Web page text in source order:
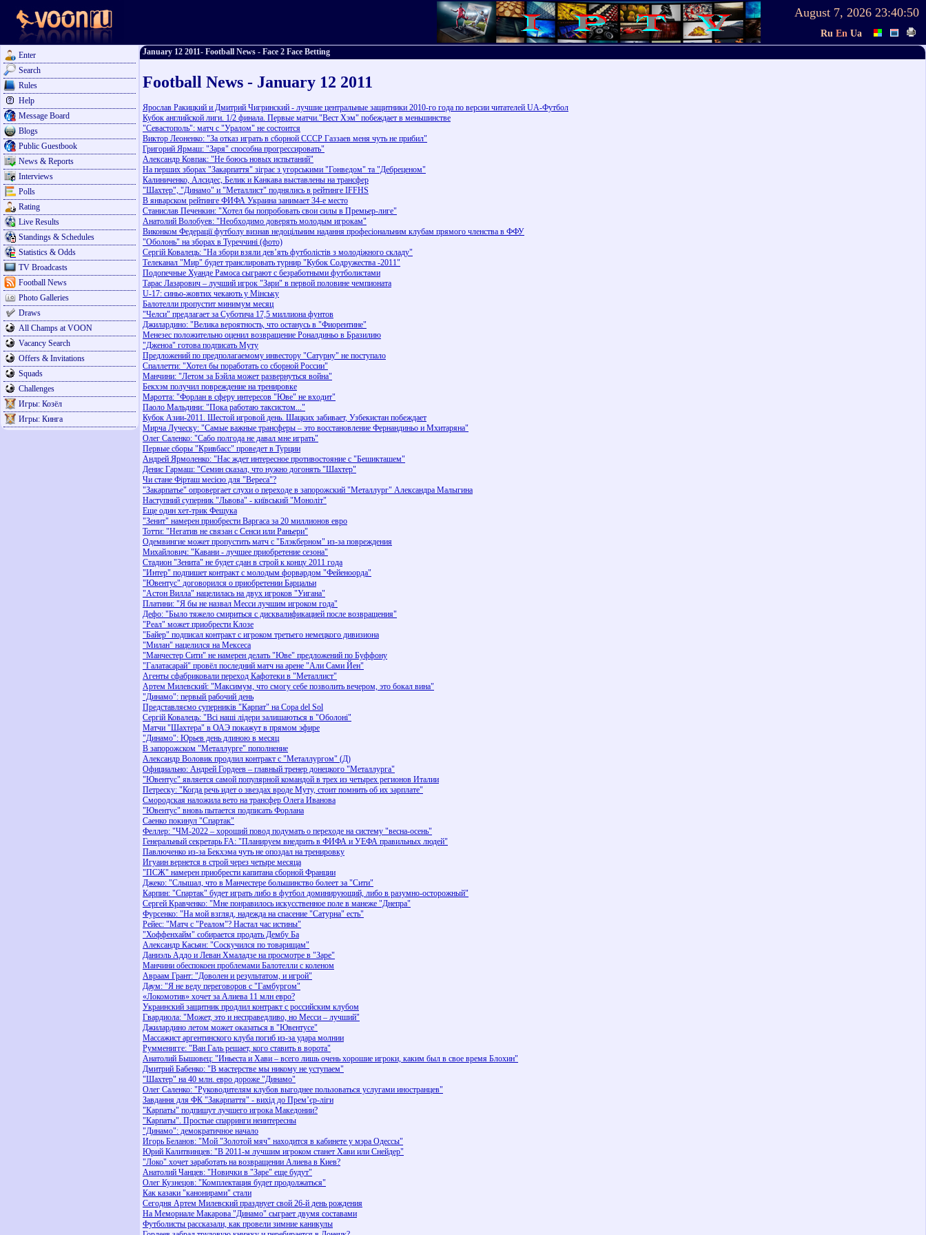
August 7, 2026 23:40:50
Ru En Ua
Enter
Search
Rules
Help
Message Board
Blogs
Public Guestbook
News & Reports
Interviews
Polls
Rating
Live Results
Standings & Schedules
Statistics & Odds
TV Broadcasts
Football News
Photo Galleries
Draws
All Champs at VOON
Vacancy Search
Offers & Invitations
Squads
Challenges
Игры: Козёл
Игры: Кинга
January 12 2011- Football News - Face 2 Face Betting
Football News - January 12 2011
Ярослав Ракицкий и Дмитрий Чигринский - лучшие центральные защитники 2010-го года по версии читателей UA-Футбол
Кубок английской лиги. 1/2 финала. Первые матчи."Вест Хэм" побеждает в меньшинстве
"Севастополь": матч с "Уралом" не состоится
Виктор Леоненко: "За отказ играть в сборной СССР Газзаев меня чуть не прибил"
Григорий Ярмаш: "Заря" способна прогрессировать"
Александр Ковпак: "Не боюсь новых испытаний"
На перших зборах "Закарпаття" зіграє з угорськими "Гонведом" та "Дебреценом"
Калиниченко, Алсидес, Белик и Канкава выставлены на трансфер
"Шахтер", "Динамо" и "Металлист" поднялись в рейтинге IFFHS
В январском рейтинге ФИФА Украина занимает 34-е место
Станислав Печенкин: "Хотел бы попробовать свои силы в Премьер-лиге"
Анатолий Волобуев: "Необходимо доверять молодым игрокам"
Виконком Федерації футболу визнав недоцільним надання професіональним клубам прямого членства в ФФУ
"Оболонь" на зборах в Туреччині (фото)
Сергій Ковалець: "На збори взяли дев’ять футболістів з молодіжного складу"
Телеканал "Мир" будет транслировать турнир "Кубок Содружества -2011"
Подопечные Хуанде Рамоса сыграют с безработными футболистами
Тарас Лазарович – лучший игрок "Зари" в первой половине чемпионата
U-17: синьо-жовтих чекають у Мінську
Балотелли пропустит минимум месяц
"Челси" предлагает за Суботича 17,5 миллиона фунтов
Джилардино: "Велика вероятность, что останусь в "Фиорентине"
Менезес положительно оценил возвращение Роналдиньо в Бразилию
"Дженоа" готова подписать Муту
Предложений по предполагаемому инвестору "Сатурну" не поступало
Спаллетти: "Хотел бы поработать со сборной России"
Манчини: "Летом за Бэйла может развернуться война"
Бекхэм получил повреждение на тренировке
Маротта: "Форлан в сферу интересов "Юве" не входит"
Паоло Мальдини: "Пока работаю таксистом..."
Кубок Азии-2011. Шестой игровой день. Шацких забивает, Узбекистан побеждает
Мирча Луческу: "Самые важные трансферы – это восстановление Фернандиньо и Мхитаряна"
Олег Саленко: "Сабо полгода не давал мне играть"
Первые сборы "Кривбасс" проведет в Турции
Андрей Ярмоленко: "Нас ждет интересное противостояние с "Бешикташем"
Денис Гармаш: "Семин сказал, что нужно догонять "Шахтер"
Чи стане Фірташ месією для "Вереса"?
"Закарпатье" опровергает слухи о переходе в запорожский "Металлург" Александра Малыгина
Наступний суперник "Львова" - київський "Моноліт"
Еще один хет-трик Фещука
"Зенит" намерен приобрести Варгаса за 20 миллионов евро
Тотти: "Негатив не связан с Сенси или Раньери"
Одемвингие может пропустить матч с "Блэкберном" из-за повреждения
Михайлович: "Кавани - лучшее приобретение сезона"
Стадион "Зенита" не будет сдан в строй к концу 2011 года
"Интер" подпишет контракт с молодым форвардом "Фейеноорда"
"Ювентус" договорился о приобретении Барцальи
"Астон Вилла" нацелилась на двух игроков "Уигана"
Платини: "Я бы не назвал Месси лучшим игроком года"
Дефо: "Было тяжело смириться с дисквалификацией после возвращения"
"Реал" может приобрести Клозе
"Байер" подписал контракт с игроком третьего немецкого дивизиона
"Милан" нацелился на Мексеса
"Манчестер Сити" не намерен делать "Юве" предложений по Буффону
"Галатасарай" провёл последний матч на арене "Али Сами Йен"
Агенты сфабриковали переход Кафотеки в "Металлист"
Артем Милевский: "Максимум, что смогу себе позволить вечером, это бокал вина"
"Динамо": первый рабочий день
Представляємо суперників "Карпат" на Copa del Sol
Сергій Ковалець: "Всі наші лідери залишаються в "Оболоні"
Матчи "Шахтера" в ОАЭ покажут в прямом эфире
"Динамо": Юрьев день длиною в месяц
В запорожском "Металлурге" пополнение
Александр Воловик продлил контракт с "Металлургом" (Д)
Официально: Андрей Гордеев – главный тренер донецкого "Металлурга"
"Ювентус" является самой популярной командой в трех из четырех регионов Италии
Петреску: "Когда речь идет о звездах вроде Муту, стоит помнить об их зарплате"
Смородская наложила вето на трансфер Олега Иванова
"Ювентус" вновь пытается подписать Форлана
Саенко покинул "Спартак"
Феллер: "ЧМ-2022 – хороший повод подумать о переходе на систему "весна-осень"
Генеральный секретарь FA: "Планируем внедрить в ФИФА и УЕФА правильных людей"
Павлюченко из-за Бекхэма чуть не опоздал на тренировку
Игуаин вернется в строй через четыре месяца
"ПСЖ" намерен приобрести капитана сборной Франции
Джеко: "Слышал, что в Манчестере большинство болеет за "Сити"
Карпин: "Спартак" будет играть либо в футбол доминирующий, либо в разумно-осторожный"
Сергей Кравченко: "Мне понравилось искусственное поле в манеже "Днепра"
Фурсенко: "На мой взгляд, надежда на спасение "Сатурна" есть"
Рейес: "Матч с "Реалом"? Настал час истины"
"Хоффенхайм" собирается продать Дембу Ба
Александр Касьян: "Соскучился по товарищам"
Даниэль Аддо и Леван Хмаладзе на просмотре в "Заре"
Манчини обеспокоен проблемами Балотелли с коленом
Авраам Грант: "Доволен и результатом, и игрой"
Даум: "Я не веду переговоров с "Гамбургом"
«Локомотив» хочет за Алиева 11 млн евро?
Украинский защитник продлил контракт с российским клубом
Гвардиола: "Может, это и несправедливо, но Месси – лучший"
Джилардино летом может оказаться в "Ювентусе"
Массажист аргентинского клуба погиб из-за удара молнии
Румменигге: "Ван Галь решает, кого ставить в ворота"
Анатолий Бышовец: "Иньеста и Хави – всего лишь очень хорошие игроки, каким был в свое время Блохин"
Дмитрий Бабенко: "В мастерстве мы никому не уступаем"
"Шахтер" на 40 млн. евро дороже "Динамо"
Олег Саленко: "Руководителям клубов выгоднее пользоваться услугами иностранцев"
Завдання для ФК "Закарпаття" - вихід до Прем’єр-ліги
"Карпаты" подпишут лучшего игрока Македонии?
"Карпаты". Простые спарринги неинтересны
"Динамо": демократичное начало
Игорь Беланов: "Мой "Золотой мяч" находится в кабинете у мэра Одессы"
Юрий Калитвинцев: "В 2011-м лучшим игроком станет Хави или Снейдер"
"Локо" хочет заработать на возвращении Алиева в Киев?
Анатолий Чанцев: "Новички в "Заре" еще будут"
Олег Кузнецов: "Комплектация будет продолжаться"
Как казаки "канонирами" стали
Сегодня Артем Милевский празднует свой 26-й день рождения
На Мемориале Макарова "Динамо" сыграет двумя составами
Футболисты рассказали, как провели зимние каникулы